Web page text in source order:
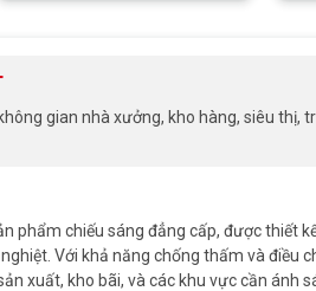
gian nhà xưởng, kho hàng, siêu thị,
phẩm chiếu sáng đẳng cấp, được thiết
Với khả năng chống thấm và điều
xuất, kho bãi, và các khu vực cần ánh